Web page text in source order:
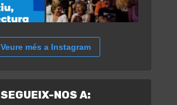
Veure més a Instagram
SEGUEIX-NOS A: